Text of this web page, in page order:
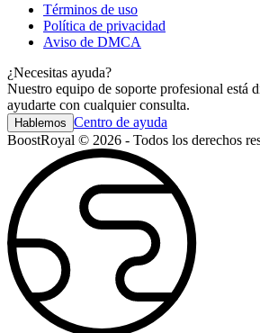
Términos de uso
Política de privacidad
Aviso de DMCA
¿Necesitas ayuda?
Nuestro equipo de soporte profesional está
ayudarte con cualquier consulta.
Hablemos Centro de ayuda
BoostRoyal © 2026 - Todos los derechos